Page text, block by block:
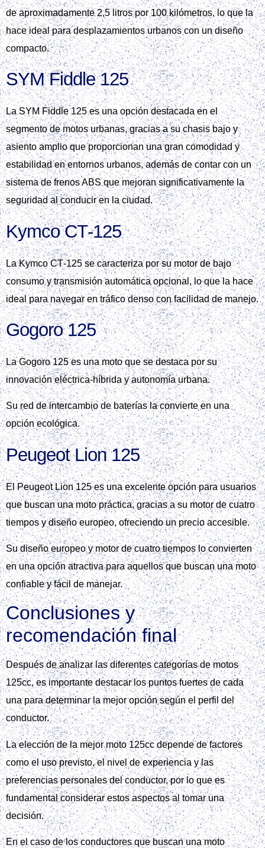
de aproximadamente 2,5 litros por 100 kilómetros, lo que la
hace ideal para desplazamientos urbanos con un diseño
compacto.
SYM Fiddle 125
La SYM Fiddle 125 es una opción destacada en el
segmento de motos urbanas, gracias a su chasis bajo y
asiento amplio que proporcionan una gran comodidad y
estabilidad en entornos urbanos, además de contar con un
sistema de frenos ABS que mejoran significativamente la
seguridad al conducir en la ciudad.
Kymco CT‑125
La Kymco CT‑125 se caracteriza por su motor de bajo
consumo y transmisión automática opcional, lo que la hace
ideal para navegar en tráfico denso con facilidad de manejo.
Gogoro 125
La Gogoro 125 es una moto que se destaca por su
innovación eléctrica-híbrida y autonomía urbana.
Su red de intercambio de baterías la convierte en una
opción ecológica.
Peugeot Lion 125
El Peugeot Lion 125 es una excelente opción para usuarios
que buscan una moto práctica, gracias a su motor de cuatro
tiempos y diseño europeo, ofreciendo un precio accesible.
Su diseño europeo y motor de cuatro tiempos lo convierten
en una opción atractiva para aquellos que buscan una moto
confiable y fácil de manejar.
Conclusiones y
recomendación final
Después de analizar las diferentes categorías de motos
125cc, es importante destacar los puntos fuertes de cada
una para determinar la mejor opción según el perfil del
conductor.
La elección de la mejor moto 125cc depende de factores
como el uso previsto, el nivel de experiencia y las
preferencias personales del conductor, por lo que es
fundamental considerar estos aspectos al tomar una
decisión.
En el caso de los conductores que buscan una moto